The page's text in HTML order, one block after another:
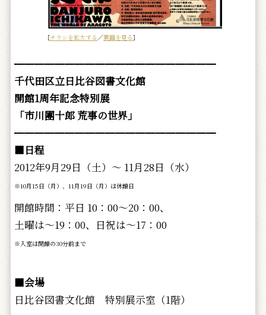
［チラシを拡大する ／裏面を見る］
━━━━━━━━━━━━━━━━━━━━
千代田区立日比谷図書文化館
開館1周年記念特別展
「市川團十郎 荒事の世界」
━━━━━━━━━━━━━━━━━━━━
■日程
2012年9月29日（土）～ 11月28日（水）
※10月15日（月）、11月19日（月）は休館日
開館時間：平日 10：00～20：00、
土曜は～19：00、日祝は～17：00
※入室は閉館の30分前まで
■会場
日比谷図書文化館 特別展示室（1階）